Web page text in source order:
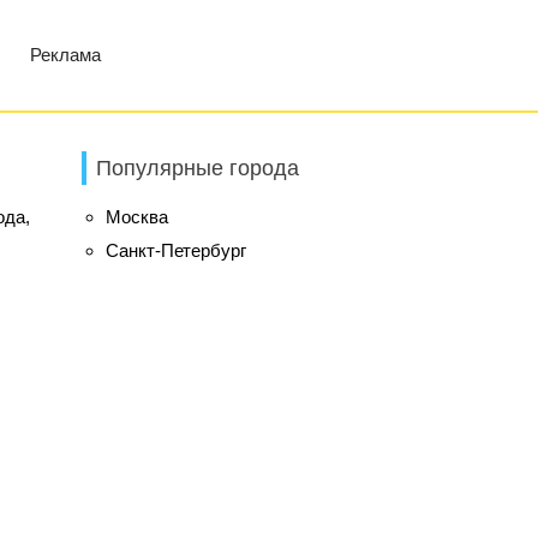
Реклама
Популярные города
Москва
Санкт-Петербург